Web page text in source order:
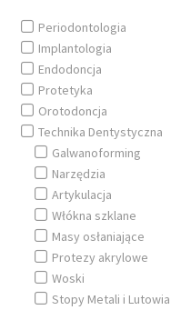
Polityka prywatności
Periodontologia
Implantologia
Endodoncja
Protetyka
Orotodoncja
Technika Dentystyczna
Galwanoforming
Narzędzia
Artykulacja
Włókna szklane
Masy osłaniające
Protezy akrylowe
Woski
Stopy Metali i Lutowia